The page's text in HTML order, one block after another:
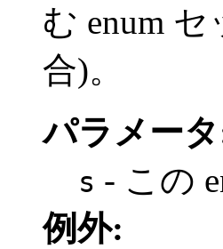
む enum
合)。
パラメー
s - この
例外: